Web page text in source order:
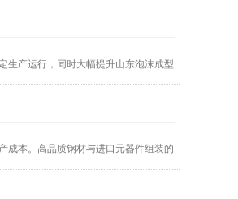
生产运行，同时大幅提升山东泡沫成型
成本。高品质钢材与进口元器件组装的